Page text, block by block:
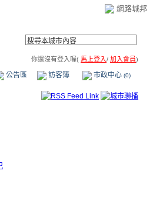
網路城邦
你還沒有登入喔( 馬上登入/ 加入會員)
公告區 訪客簿 市政中心 (0)